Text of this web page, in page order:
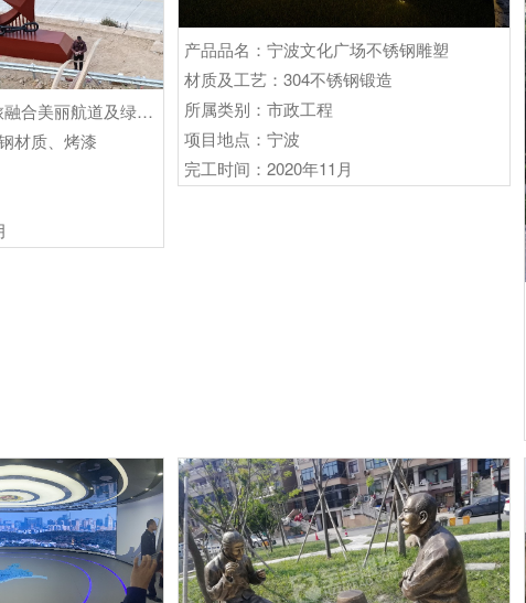
产品品名：景宁县交旅融合美丽航道及绿色低碳 渡口创建工程 (金 头会渡口 )不锈钢船锚雕塑
材质、烤漆
产品品名：宁波文化广场不锈钢雕塑
材质及工艺：304不锈钢锻造
所属类别：市政工程
项目地点：宁波
完工时间：2020年11月